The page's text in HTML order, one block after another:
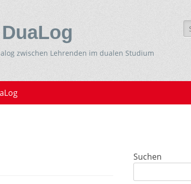
| DuaLog
zwischen Lehrenden im dualen Studium
Suchen